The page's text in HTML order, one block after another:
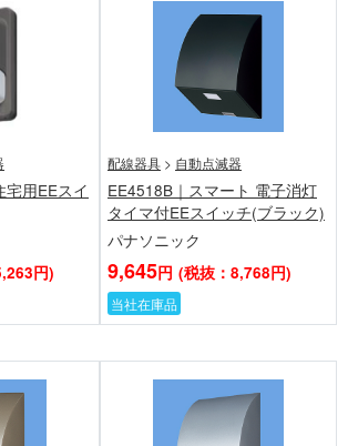
用EEスイ
円)
配線器具 > 自動点滅器
EE4518B｜スマート 電子消灯
タイマ付EEスイッチ(ブラック)
パナソニック
9,645円 (税抜：8,768円)
当社在庫品